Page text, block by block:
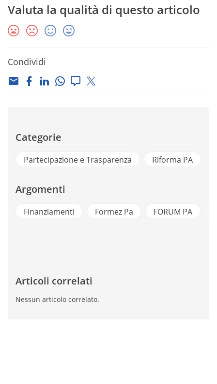
Valuta la qualità di questo articolo
Condividi
Categorie
Partecipazione e Trasparenza Riforma PA
Argomenti
Finanziamenti Formez Pa FORUM PA
Articoli correlati
Nessun articolo correlato.